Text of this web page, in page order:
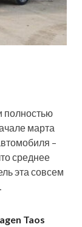
полностью
марта
–
среднее
эта совсем
Taos